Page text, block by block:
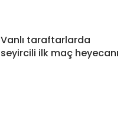
Vanlı taraftarlarda
seyircili ilk maç heyecanı